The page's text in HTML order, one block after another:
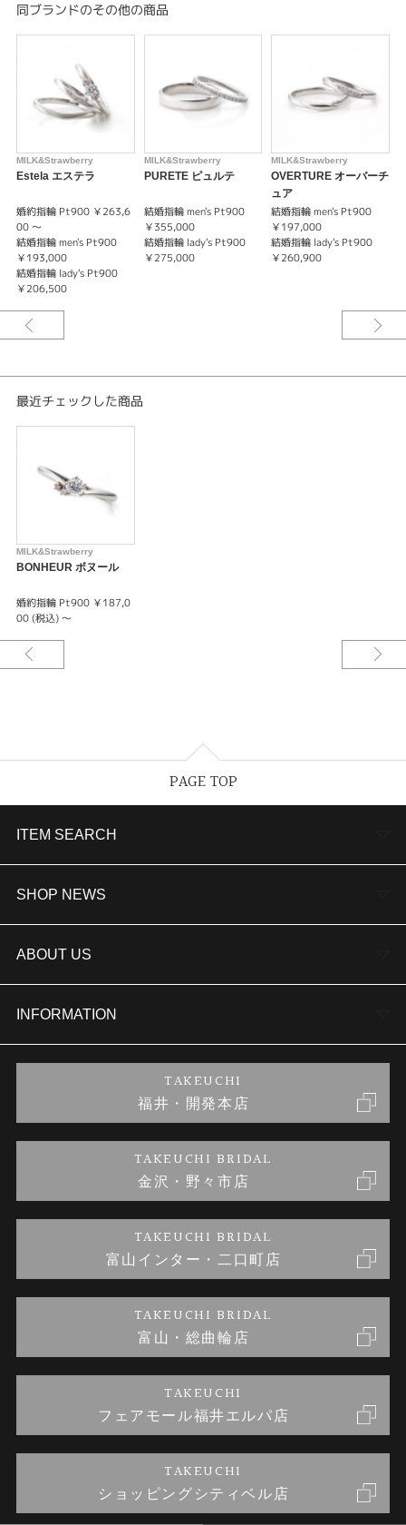
紹介文
出会った頃の気持ちを永遠に何十年たってもふたりで幸せな気持ちになれる
「魔法のリング」星の数ほどある出会いの中から最愛の人と出会いこれから
の新しい時代を歩き出すおふたりへ。
いつまでも 出会った頃の気持ちを忘れずにいてほしい と「運命の象徴」ピ
ンクダイヤに想いを込めて。
何年たってもリングを見るたびにふたりで幸せな気持ちになれる。そんなか
けがえのない大切なリングとなりますように幸せな日々が訪れますようにと
願いを込めて。
※価格にセンターダイヤモンドの価格は含まれません。
同ブランドのその他の商品
MILK&Strawberry
Estela エステラ
婚約指輪 Pt900 ￥263,6
00 〜
結婚指輪 men's Pt900
￥193,000
結婚指輪 lady's Pt900
￥206,500
MILK&Strawberry
PURETE ピュルテ
結婚指輪 men's Pt900
￥355,000
結婚指輪 lady's Pt900
￥275,000
MILK&Strawberry
OVERTURE オーバーチ
ュア
結婚指輪 men's Pt900
￥197,000
結婚指輪 lady's Pt900
￥260,900
最近チェックした商品
MILK&Strawberry
BONHEUR ボヌール
婚約指輪 Pt900 ￥187,0
00 (税込) ～
PAGE TOP
ITEM SEARCH
婚約指輪
結婚指輪
セットリング
婚約ネックレス
金・プラチナのお取引
SHOP NEWS
TAKEUCHI BRIDAL金沢本店情報
商品一覧
ブランドリスト
金澤指輪工房｜手作りペアリング
金澤指輪工房｜手作り結婚指輪 and 婚約指輪
金澤指輪工房｜手作り婚約指輪プロポーズプラン
ABOUT US
会社概要
お客様の声
INFORMATION
プライバシーポリシー
TAKEUCHI
福井・開発本店
TAKEUCHI BRIDAL
金沢・野々市店
TAKEUCHI BRIDAL
富山インター・二口町店
TAKEUCHI BRIDAL
富山・総曲輪店
TAKEUCHI
フェアモール福井エルパ店
TAKEUCHI
ショッピングシティベル店